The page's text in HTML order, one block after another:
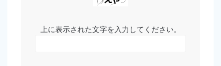
上に表示された文字を入力してください。